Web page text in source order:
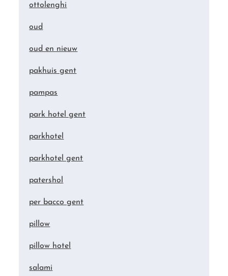
ottolenghi
oud
oud en nieuw
pakhuis gent
pampas
park hotel gent
parkhotel
parkhotel gent
patershol
per bacco gent
pillow
pillow hotel
salami